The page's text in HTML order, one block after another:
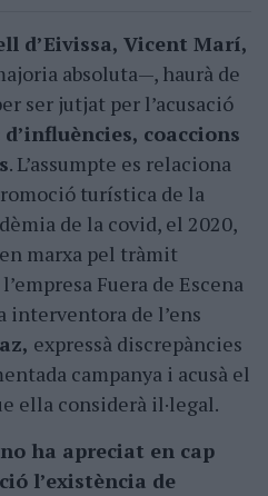
d’Eivissa, Vicent Marí,
absoluta—, haurà de
ser jutjat per l’acusació
coaccions
. L’assumpte es relaciona
turística de la
de la covid, el 2020,
marxa pel tràmit
Fuera de Escena
interventora de l’ens
expressà discrepàncies
campanya i acusà el
ella considerà il·legal.
ha apreciat en cap
l’existència de